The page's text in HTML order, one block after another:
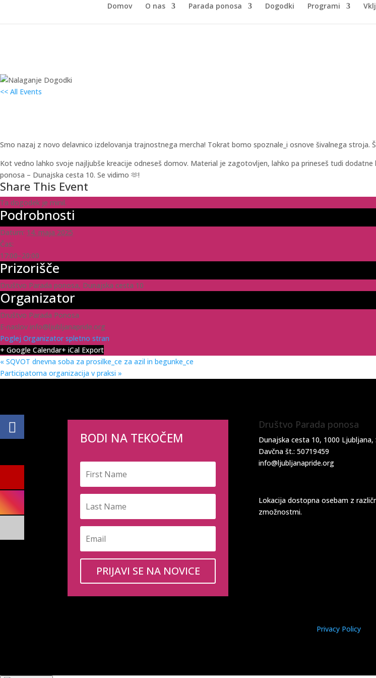
Domov O nas Parada ponosa Dogodki Programi
<< All Events
Smo nazaj z novo delavnico izdelovanja trajnostnega mercha! Tokrat bomo spoznale_i osnove šivalnega stroja.
Kot vedno lahko svoje najljubše kreacije odneseš domov. Material je zagotovljen, lahko pa prineseš tudi
ponosa – Dunajska cesta 10. Se vidimo 🫶!
Share This Event
Ta dogodek je minil.
Podrobnosti
Datum: 14. maja 2025
Čas:
17:00–20:00
Prizorišče
Društvo Parada ponosa, Dunajska cesta 10
Organizator
Društvo Parada Ponosa
E-naslov info@ljubljanapride.org
Poglej Organizator spletno stran
+ Google Calendar+ iCal Export
« SQVOT dnevna soba za prosilke_ce za azil in begunke_ce
Participatorna organizacija v praksi »
BODI NA TEKOČEM
PRIJAVI SE NA NOVICE
Društvo Parada ponosa
Dunajska cesta 10, 1000 Ljubljana,
Davčna št.: 50719459
info@ljubljanapride.org
Lokacija dostopna osebam z
zmožnostmi.
Privacy Policy